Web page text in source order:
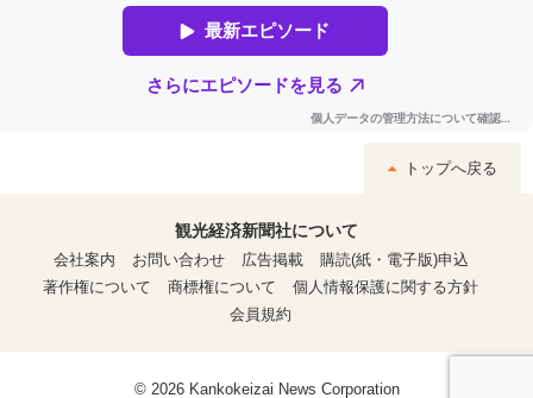
トップへ戻る
観光経済新聞社について
会社案内
お問い合わせ 広告掲載
購読(紙・電子版)申込
著作権について
商標権について
個人情報保護に関する方針
会員規約
© 2026 Kankokeizai News Corporation